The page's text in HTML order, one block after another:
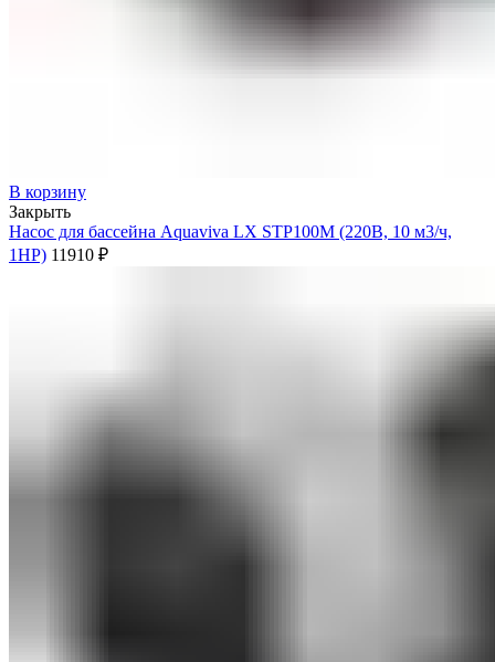
В корзину
Закрыть
Насос для бассейна Aquaviva LX STP100M (220В, 10 м3/ч,
1HP) 11910 ₽